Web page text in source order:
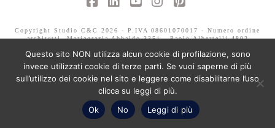
Copyright Studio C&C 2026 - P.IVA 08601070017 - Numero ordine
architetti -Mariagrazia Abbaldo 3351 - Paolo Albertelli 4802
Questo sito NON utilizza alcun cookie di profilazione, sono
invece utilizzati cookie di terze parti. Se vuoi saperne di più
sull’utilizzo dei cookie nel sito e leggere come disabilitarne l’uso
clicca su leggi di più.
Ok
No Leggi di più